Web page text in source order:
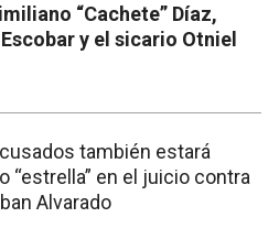
“Cachete” Díaz,
y el sicario Otniel
también estará
“estrella” en el juicio contra
Alvarado